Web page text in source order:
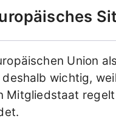
Union als
wichtig,
Mitgliedstaat